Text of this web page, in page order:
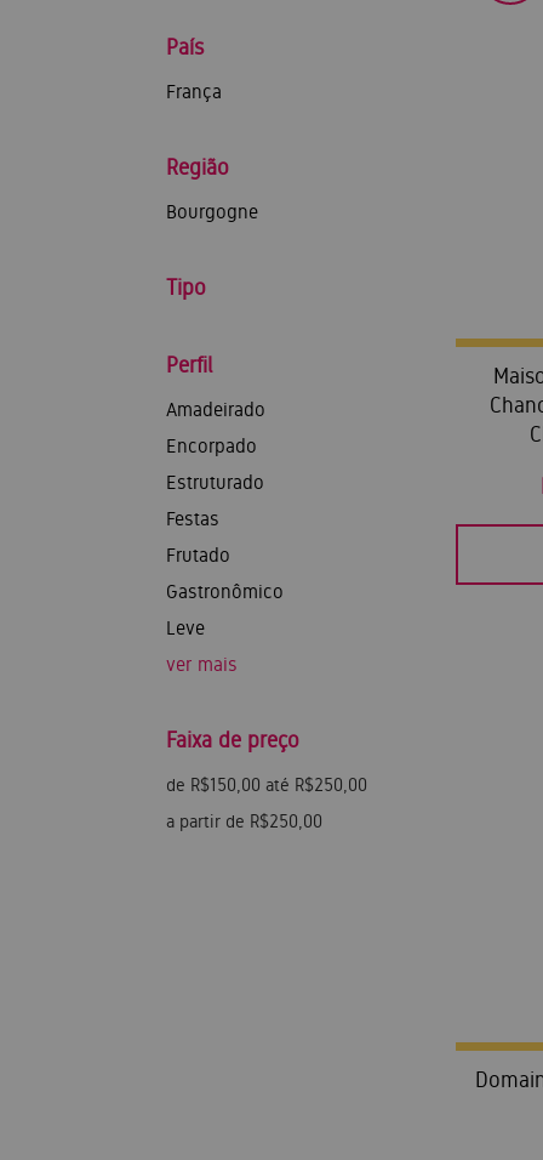
País
França
Região
Bourgogne
Tipo
Perfil
Amadeirado
Encorpado
Estruturado
Festas
Frutado
Gastronômico
Leve
ver mais
Faixa de preço
de R$150,00 até R$250,00
a partir de R$250,00